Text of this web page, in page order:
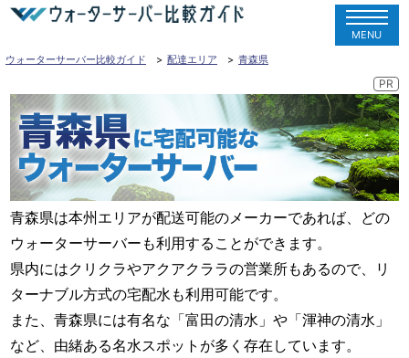
MENU
ウォーターサーバー比較ガイド
配達エリア 青森県
青森県は本州エリアが配送可能のメーカーであれば、どの
ウォーターサーバーも利用することができます。
県内にはクリクラやアクアクララの営業所もあるので、リ
ターナブル方式の宅配水も利用可能です。
また、青森県には有名な「富田の清水」や「渾神の清水」
など、由緒ある名水スポットが多く存在しています。